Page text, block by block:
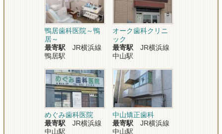
鴨居歯科医院～鴨
居～
最寄駅 JR横浜線
鴨居駅
オーク歯科クリニ
ック
最寄駅 JR横浜線
中山駅
めぐみ歯科医院
最寄駅 JR横浜線
中山駅
中山矯正歯科
最寄駅 JR横浜線
中山駅